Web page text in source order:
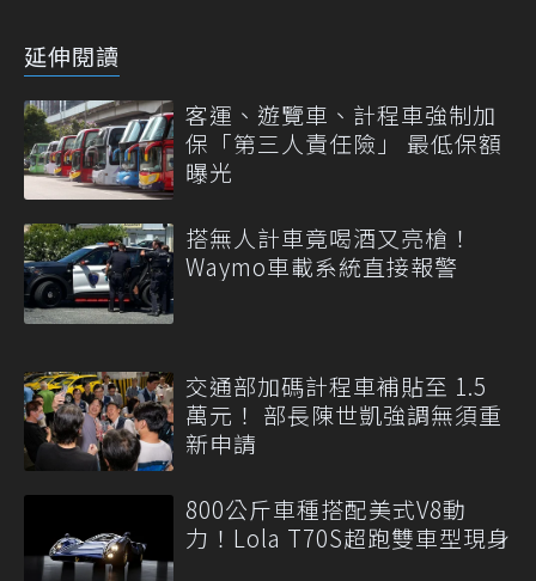
延伸閱讀
客運、遊覽車、計程車強制加
保「第三人責任險」 最低保額
曝光
搭無人計車竟喝酒又亮槍！
Waymo車載系統直接報警
交通部加碼計程車補貼至 1.5
萬元！ 部長陳世凱強調無須重
新申請
800公斤車種搭配美式V8動
力！Lola T70S超跑雙車型現身